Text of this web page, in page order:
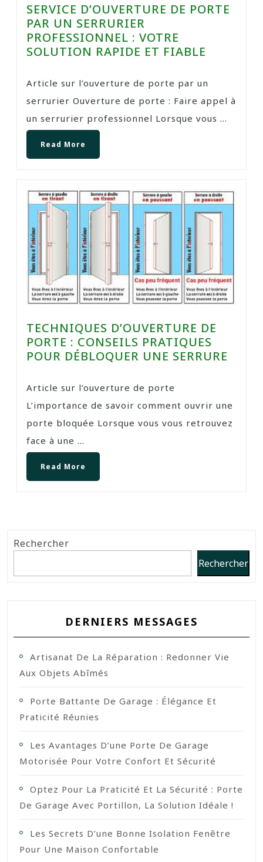
SERVICE D’OUVERTURE DE PORTE
PAR UN SERRURIER
PROFESSIONNEL : VOTRE
SOLUTION RAPIDE ET FIABLE
Article sur l’ouverture de porte par un
serrurier Ouverture de porte : Faire appel à
un serrurier professionnel Lorsque vous ...
Read More
TECHNIQUES D’OUVERTURE DE
PORTE : CONSEILS PRATIQUES
POUR DÉBLOQUER UNE SERRURE
Article sur l’ouverture de porte
L’importance de savoir comment ouvrir une
porte bloquée Lorsque vous vous retrouvez
face à une ...
Read More
Rechercher
Rechercher
DERNIERS MESSAGES
Artisanat De La Réparation : Redonner Vie
Aux Objets Abîmés
Porte Battante De Garage : Élégance Et
Praticité Réunies
Les Avantages D’une Porte De Garage
Motorisée Pour Votre Confort Et Sécurité
Optez Pour La Praticité Et La Sécurité : Porte
De Garage Avec Portillon, La Solution Idéale !
Les Secrets D’une Bonne Isolation Fenêtre
Pour Une Maison Confortable